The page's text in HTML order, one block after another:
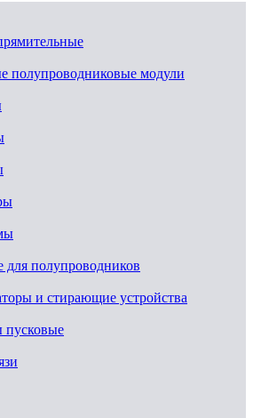
полупроводниковые модули
полупроводников
и стирающие устройства
пусковые